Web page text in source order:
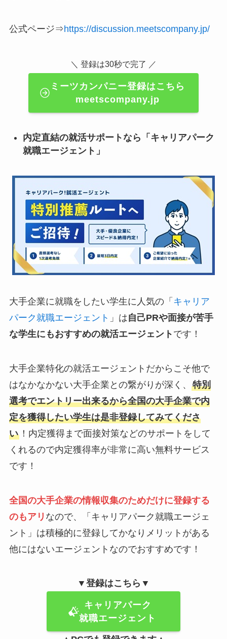
公式ページ⇒https://discussion.meetscompany.jp/
＼ 登録は30秒で完了 ／
ミーツカンパニー登録はこちら
meetscompany.jp
内定直結の就活サポートなら「キャリアパーク
就職エージェント」
大手企業に就職をしたい学生に人気の「 キャリア
パーク就職エージェント 」は自己PRや面接が苦手
な学生にもおすすめの就活エージェント です！
大手企業特化の就活エージェントだからこそ他で
はなかなかない大手企業との繋がりが深く、 特別
選考でエントリー出来るから全国の大手企業で内
定を獲得したい学生は是非登録してみてくださ
い！内定獲得まで面接対策などのサポートをして
くれるので内定獲得率が非常に高い無料サービス
です！
全国の大手企業の情報収集のためだけに登録する
のもアリ なので、「キャリアパーク就職エージェ
ント」は積極的に登録してかなりメリットがある
他にはないエージェントなのでおすすめです！
▼登録はこちら▼
キャリアパーク
就職エージェント